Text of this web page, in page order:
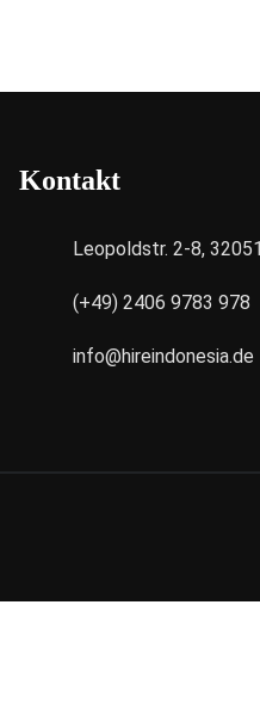
Kontakt
Leopoldstr. 2-8,
(+49) 2406 9783 978
info@hireindonesia.de